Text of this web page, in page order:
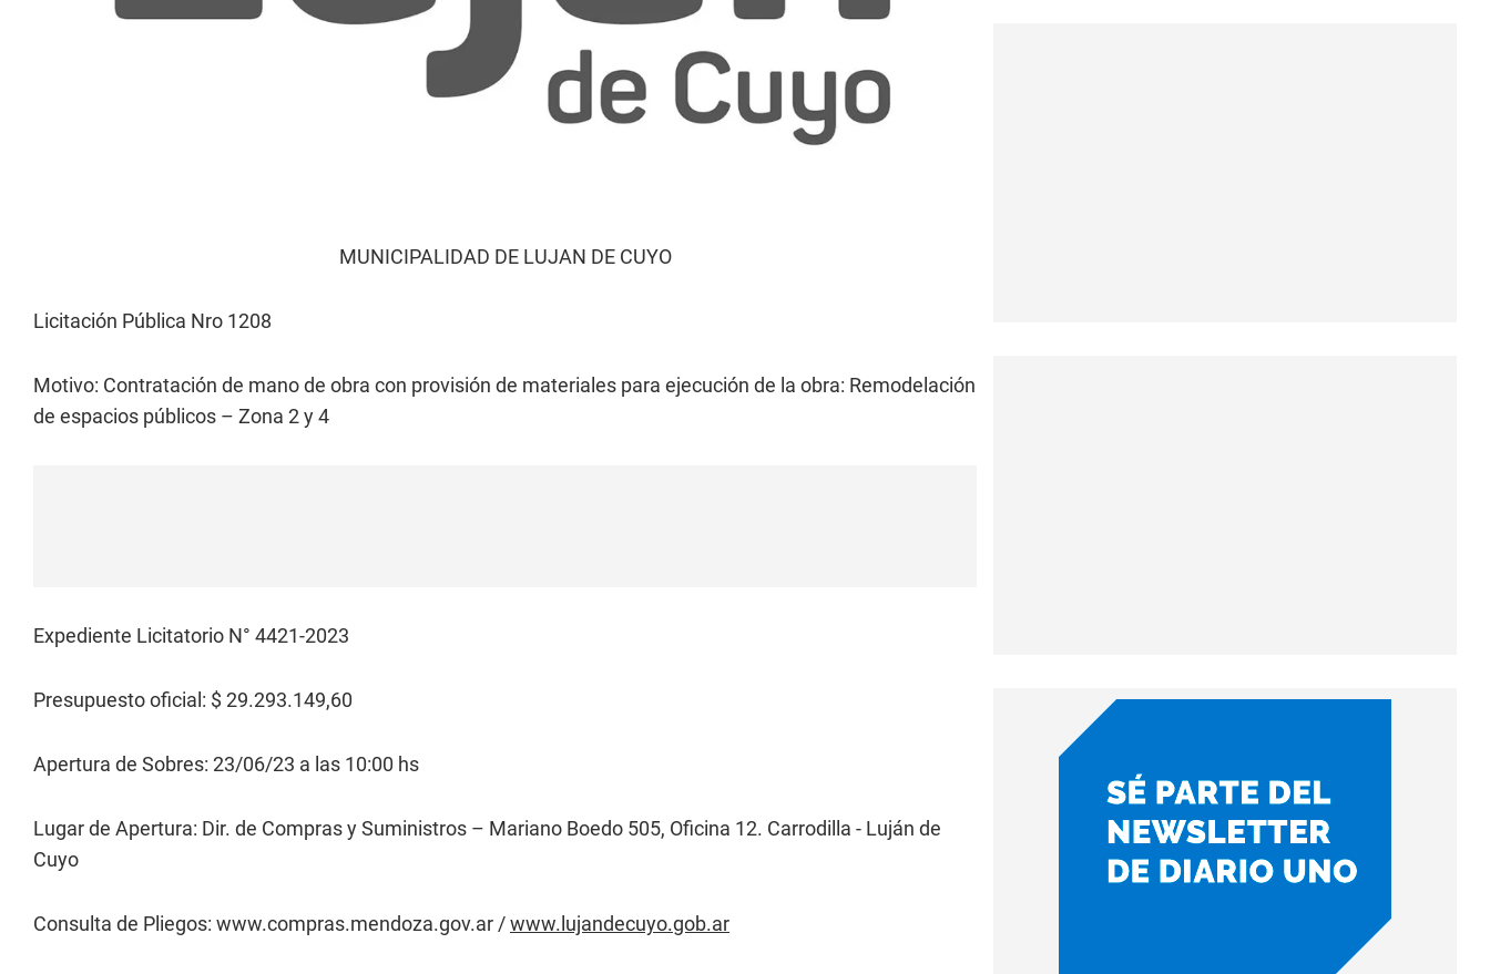
MUNICIPALIDAD DE LUJAN DE CUYO
Licitación Pública Nro 1208
Motivo: Contratación de mano de obra con provisión de materiales para ejecución de la obra: Remodelación
de espacios públicos – Zona 2 y 4
Expediente Licitatorio N° 4421-2023
Presupuesto oficial: $ 29.293.149,60
Apertura de Sobres: 23/06/23 a las 10:00 hs
Lugar de Apertura: Dir. de Compras y Suministros – Mariano Boedo 505, Oficina 12. Carrodilla - Luján de
Cuyo
Consulta de Pliegos: www.compras.mendoza.gov.ar /www.lujandecuyo.gob.ar